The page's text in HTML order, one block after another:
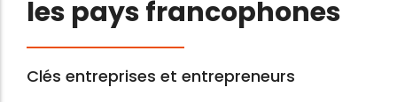
les pays francophones
Clés entreprises et entrepreneurs